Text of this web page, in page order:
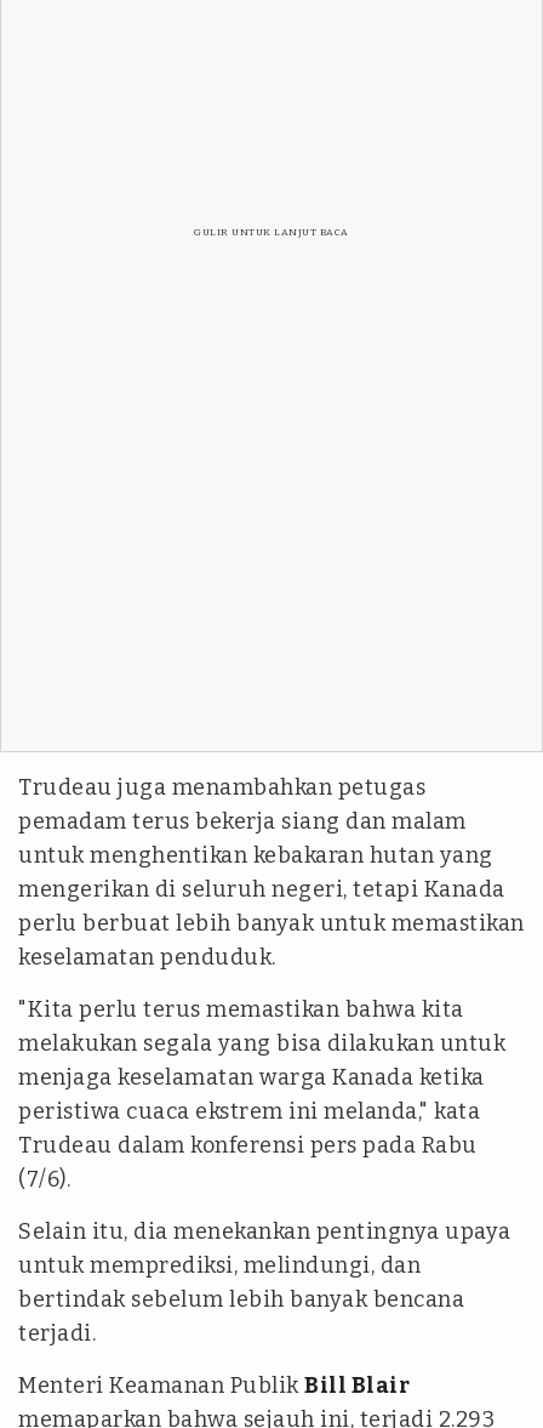
GULIR UNTUK LANJUT BACA
Trudeau juga menambahkan petugas
pemadam terus bekerja siang dan malam
untuk menghentikan kebakaran hutan yang
mengerikan di seluruh negeri, tetapi Kanada
perlu berbuat lebih banyak untuk memastikan
keselamatan penduduk.
"Kita perlu terus memastikan bahwa kita
melakukan segala yang bisa dilakukan untuk
menjaga keselamatan warga Kanada ketika
peristiwa cuaca ekstrem ini melanda," kata
Trudeau dalam konferensi pers pada Rabu
(7/6).
Selain itu, dia menekankan pentingnya upaya
untuk memprediksi, melindungi, dan
bertindak sebelum lebih banyak bencana
terjadi.
Menteri Keamanan PublikBill Blair
memaparkan bahwa sejauh ini, terjadi 2.293